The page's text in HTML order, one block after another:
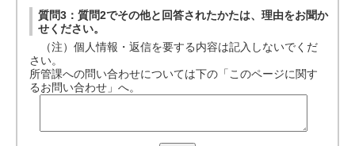
質問3：質問2でその他と回答されたかたは、理由をお聞か
せください。
（注）個人情報・返信を要する内容は記入しないでくだ
さい。
所管課への問い合わせについては下の「このページに関す
るお問い合わせ」へ。